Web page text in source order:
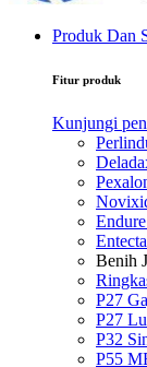
Produk Dan
Fitur produk
Kunjungi
Benih
P27
P27
P32
P55